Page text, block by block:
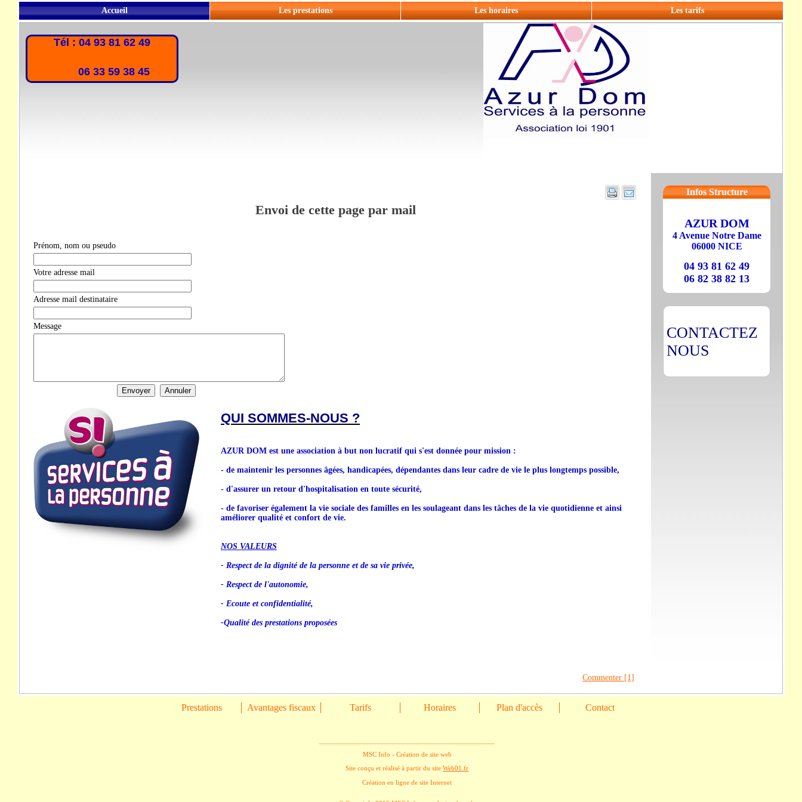
Accueil Les prestations Les horaires Les tarifs
Tél : 04 93 81 62 49
06 33 59 38 45
Envoi de cette page par mail
Prénom, nom ou pseudo
Votre adresse mail
Adresse mail destinataire
Message
QUI SOMMES-NOUS ?
AZUR DOM est une association à but non lucratif qui s'est donnée pour mission :
- de maintenir les personnes âgées, handicapées, dépendantes dans leur cadre de vie le plus longtemps possible,
- d'assurer un retour d'hospitalisation en toute sécurité,
- de favoriser également la vie sociale des familles en les soulageant dans les tâches de la vie quotidienne et ainsi
améliorer qualité et confort de vie.
NOS VALEURS
- Respect de la dignité de la personne et de sa vie privée,
- Respect de l'autonomie,
- Ecoute et confidentialité,
-Qualité des prestations proposées
Commenter [1]
Infos Structure
AZUR DOM
4 Avenue Notre Dame
06000 NICE
04 93 81 62 49
06 82 38 82 13
CONTACTEZ
NOUS
Prestations Avantages fiscaux Tarifs Horaires Plan d'accès Contact
MSC Info - Création de site web
Site conçu et réalisé à partir du site Web01.fr
Création en ligne de site Internet